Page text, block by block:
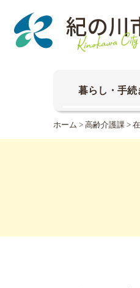
暮らし・手続
ホーム > 高齢介護課 >